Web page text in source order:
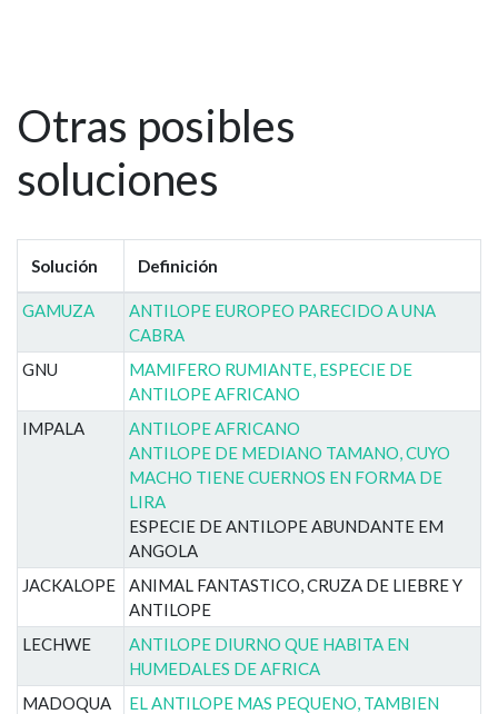
Otras posibles
soluciones
Solución Definición
GAMUZA
ANTILOPE EUROPEO PARECIDO A UNA
CABRA
GNU
MAMIFERO RUMIANTE, ESPECIE DE
ANTILOPE AFRICANO
IMPALA
ANTILOPE AFRICANO
ANTILOPE DE MEDIANO TAMANO, CUYO
MACHO TIENE CUERNOS EN FORMA DE
LIRA
ESPECIE DE ANTILOPE ABUNDANTE EM
ANGOLA
JACKALOPE
ANIMAL FANTASTICO, CRUZA DE LIEBRE Y
ANTILOPE
LECHWE
ANTILOPE DIURNO QUE HABITA EN
HUMEDALES DE AFRICA
MADOQUA
EL ANTILOPE MAS PEQUENO, TAMBIEN